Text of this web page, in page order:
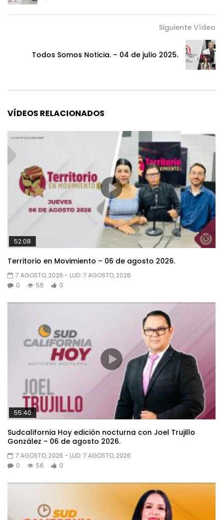
Siguiente Vídeo
Todos Somos Noticia. – 04 de julio 2025.
VÍDEOS RELACIONADOS
52:08
Territorio en Movimiento – 06 de agosto 2026.
7 AGOSTO, 2026 - LUD: 7 AGOSTO, 2026
0
56 0
55:40
Sudcalifornia Hoy edición nocturna con Joel Trujillo
González – 06 de agosto 2026.
7 AGOSTO, 2026 - LUD: 7 AGOSTO, 2026
0
56 0